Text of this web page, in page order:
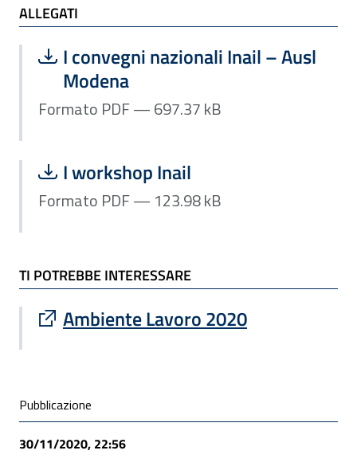
ALLEGATI e TI POTREBBE INTERESSARE
ALLEGATI
Scarica file:
I convegni nazionali Inail – Ausl
Modena
Formato PDF — Dimensione 697.37 kB
Formato PDF — 697.37 kB
Scarica file:
I workshop Inail
Formato PDF — Dimensione 123.98 kB
Formato PDF — 123.98 kB
TI POTREBBE INTERESSARE
Ambiente Lavoro 2020
Sito esterno : apre una nuova finestra
Condivisione social
Pubblicazione
30/11/2020, 22:56